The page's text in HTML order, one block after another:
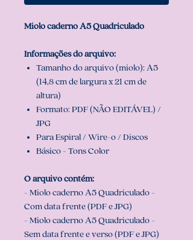
Miolo caderno A5 Quadriculado
Informações do arquivo:
Tamanho do arquivo (miolo): A5
(14,8 cm de largura x 21 cm de
altura)
Formato: PDF (NÃO EDITÁVEL) /
JPG
Para Espiral / Wire-o / Discos
Básico - Tons Color
O arquivo contém:
- Miolo caderno A5 Quadriculado -
Com data frente (PDF e JPG)
- Miolo caderno A5 Quadriculado -
Sem data frente e verso (PDF e JPG)